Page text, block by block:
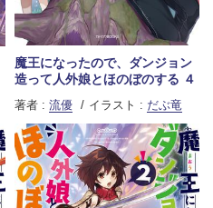
魔王になったので、ダンジョン
造って人外娘とほのぼのする ４
著者 : 流優 イラスト : だぶ竜